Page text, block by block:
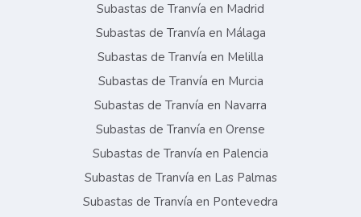
Subastas de Tranvía en Madrid
Subastas de Tranvía en Málaga
Subastas de Tranvía en Melilla
Subastas de Tranvía en Murcia
Subastas de Tranvía en Navarra
Subastas de Tranvía en Orense
Subastas de Tranvía en Palencia
Subastas de Tranvía en Las Palmas
Subastas de Tranvía en Pontevedra